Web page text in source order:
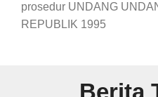
prosedur UNDANG
REPUBLIK 1995
Berita